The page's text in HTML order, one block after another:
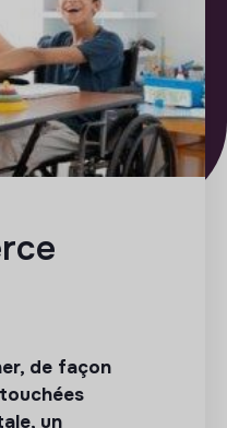
de façon
un